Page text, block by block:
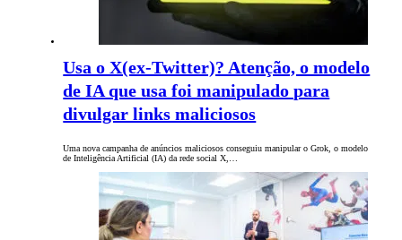
Usa o X(ex-Twitter)? Atenção, o modelo
de IA que usa foi manipulado para
divulgar links maliciosos
Uma nova campanha de anúncios maliciosos conseguiu manipular o Grok, o modelo
de Inteligência Artificial (IA) da rede social X,…